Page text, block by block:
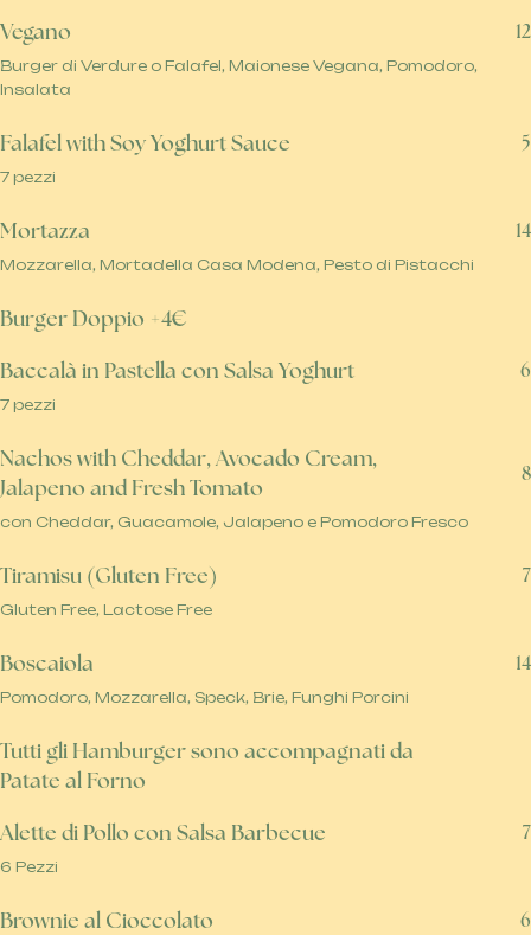
Vegano 12
Burger di Verdure o Falafel, Maionese Vegana, Pomodoro,
Insalata
Falafel with Soy Yoghurt Sauce 5
7 pezzi
Mortazza 14
Mozzarella, Mortadella Casa Modena, Pesto di Pistacchi
Burger Doppio +4€
Baccalà in Pastella con Salsa Yoghurt 6
7 pezzi
Nachos with Cheddar, Avocado Cream,
Jalapeno and Fresh Tomato
8
con Cheddar, Guacamole, Jalapeno e Pomodoro Fresco
Tiramisu (Gluten Free) 7
Gluten Free, Lactose Free
Boscaiola 14
Pomodoro, Mozzarella, Speck, Brie, Funghi Porcini
Tutti gli Hamburger sono accompagnati da
Patate al Forno
Alette di Pollo con Salsa Barbecue 7
6 Pezzi
Brownie al Cioccolato 6